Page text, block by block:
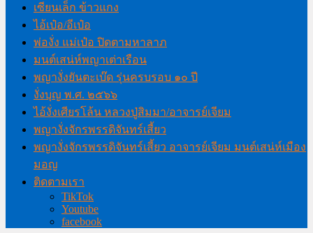
เซียนเล็ก ข้าวแกง
ไอ้เป๋อ/อีเป๋อ
พ่องั่ง แม่เป๋อ ปิดตามหาลาภ
มนต์เสน่ห์พญาเต่าเรือน
พญางั่งยันตะเบ๊ด รุ่นครบรอบ ๑๐ ปี
งั่งบุญ พ.ศ. ๒๕๖๖
ไอ้งั่งเศียรโล้น หลวงปู่สิมมา/อาจารย์เจียม
พญางั่งจักรพรรดิจันทร์เสี้ยว
พญางั่งจักรพรรดิจันทร์เสี้ยว อาจารย์เจียม มนต์เสน่ห์เมือง
มอญ
ติดตามเรา
TikTok
Youtube
facebook